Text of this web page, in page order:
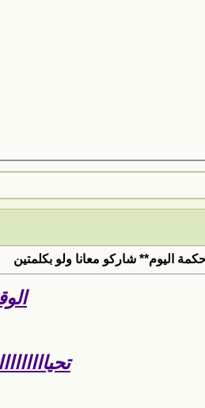
اليوم** شاركو معانا ولو بكلمتين